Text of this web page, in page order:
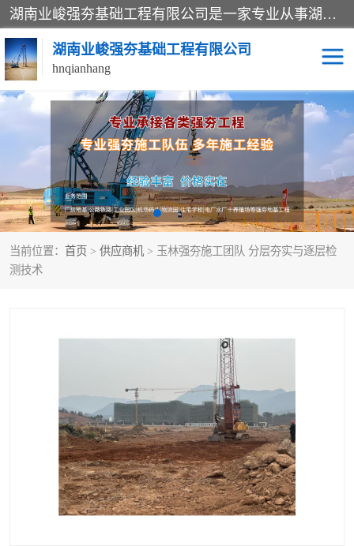
湖南业峻强夯基础工程有限公司是一家专业从事湖南强夯基础工程、强夯机租赁，地基处理的施工单位。业务覆盖：湖南、广东，江西等地。可承接1000KN.m-25000KN.m强夯（置换）工程。公司创始人是国内较早期从事强夯施工的建设者，经过多年的一步一个脚印的发展，在行业内具有较高的度和良好的口碑。
湖南业峻强夯基础工程有限公司
hnqianhang
当前位置： 首页 > 供应商机 > 玉林强夯施工团队 分层夯实与逐层检
测技术
强夯施工案例 强夯机租赁
强夯施工工程 强夯施工队伍
强夯队伍